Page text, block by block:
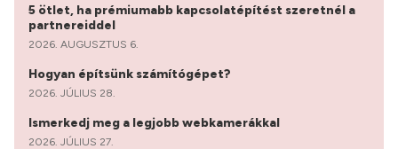
5 ötlet, ha prémiumabb kapcsolatépítést szeretnél a
partnereiddel
2026. AUGUSZTUS 6.
Hogyan építsünk számítógépet?
2026. JÚLIUS 28.
Ismerkedj meg a legjobb webkamerákkal
2026. JÚLIUS 27.